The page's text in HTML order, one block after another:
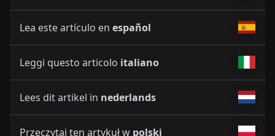
Lea este artículo en español
Leggi questo articolo italiano
Lees dit artikel in nederlands
Przeczytaj ten artykuł w polski